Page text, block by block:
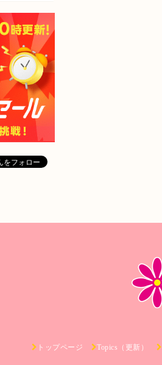
トップページ Topics（更新）